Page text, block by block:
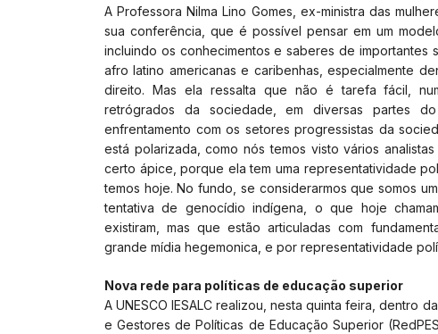
A Professora Nilma Lino Gomes, ex-ministra das
sua conferência, que é possível pensar em um
incluindo os conhecimentos e saberes de
afro latino americanas e caribenhas, especialmente
direito. Mas ela ressalta que não é tarefa fácil,
retrógrados da sociedade, em diversas partes
enfrentamento com os setores progressistas da
está polarizada, como nós temos visto vários
certo ápice, porque ela tem uma representatividade
temos hoje. No fundo, se considerarmos que somos
tentativa de genocídio indígena, o que hoje
existiram, mas que estão articuladas com
grande mídia hegemonica, e por representatividade
Nova rede para políticas de educação superior
A UNESCO IESALC realizou, nesta quinta feira, dentro
e Gestores de Políticas de Educação Superior